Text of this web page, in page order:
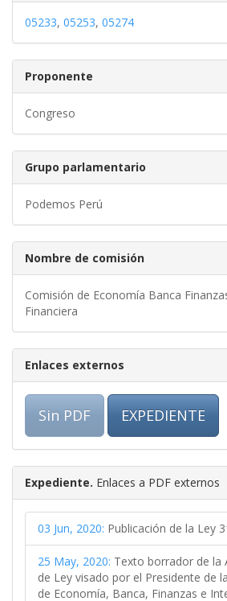
05233, 05253, 05274
Proponente
Congreso
Grupo parlamentario
Podemos Perú
Nombre de comisión
Comisión de Economía Banca
Financiera
Enlaces externos
Sin PDF EXPEDIENTE
Expediente. Enlaces a PDF externos
03 Jun, 2020: Publicación de la Ley
25 May, 2020: Texto borrador de la
de Ley visado por el Presidente de
de Economía, Banca, Finanzas e